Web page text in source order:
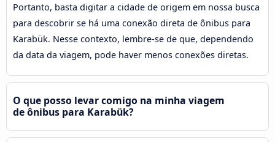
Portanto, basta digitar a cidade de origem em nossa busca
para descobrir se há uma conexão direta de ônibus para
Karabük. Nesse contexto, lembre-se de que, dependendo
da data da viagem, pode haver menos conexões diretas.
O que posso levar comigo na minha viagem
de ônibus para Karabük?